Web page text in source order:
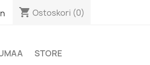
shopping_cart Ostoskori (0)
STORE